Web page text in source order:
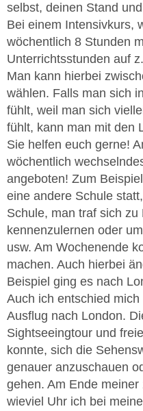
selbst, deinen Stand
Bei einem Intensivkurs,
wöchentlich 8 Stunden
Unterrichtsstunden auf
Man kann hierbei
wählen. Falls man sich
fühlt, weil man sich
fühlt, kann man mit den
Sie helfen euch gerne!
wöchentlich
angeboten! Zum
eine andere Schule
Schule, man traf sich
kennenzulernen oder
usw. Am Wochenende
machen. Auch hierbei
Beispiel ging es nach
Auch ich entschied
Ausflug nach London.
Sightseeingtour und
konnte, sich die
genauer anzuschauen
gehen. Am Ende
wieviel Uhr ich bei